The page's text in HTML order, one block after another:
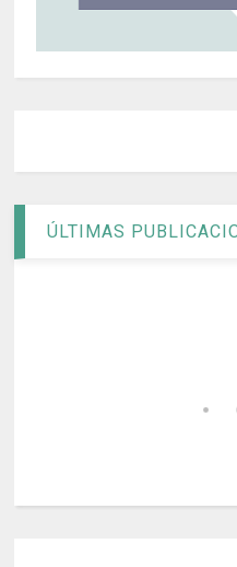
ÚLTIMAS